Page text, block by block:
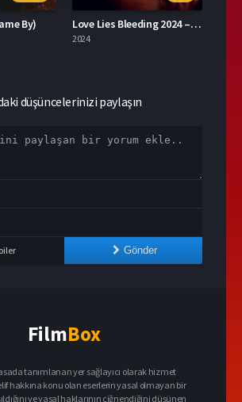
By) Love Lies Bleeding 2024 – Aşk Kanayan Yalanlardır 1080p Turkce Dublaj izle
2024
düşüncelerinizi paylaşın
Gönder
FilmBox
tanımlanan yer sağlayıcı olarak hizmet
hakkına konu olan eserlerin yasal olmayan bir
ve yasal haklarının çiğnendiğini düşünen